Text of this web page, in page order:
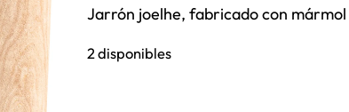
Jarrón joelhe, fabricado con
2 disponibles